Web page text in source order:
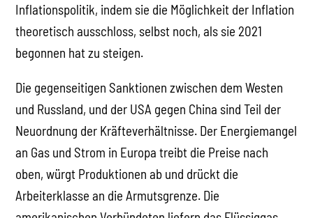
Inflationspolitik, indem sie die Möglichkeit der Inflation
theoretisch ausschloss, selbst noch, als sie 2021
begonnen hat zu steigen.
Die gegenseitigen Sanktionen zwischen dem Westen
und Russland, und der USA gegen China sind Teil der
Neuordnung der Kräfteverhältnisse. Der Energiemangel
an Gas und Strom in Europa treibt die Preise nach
oben, würgt Produktionen ab und drückt die
Arbeiterklasse an die Armutsgrenze. Die